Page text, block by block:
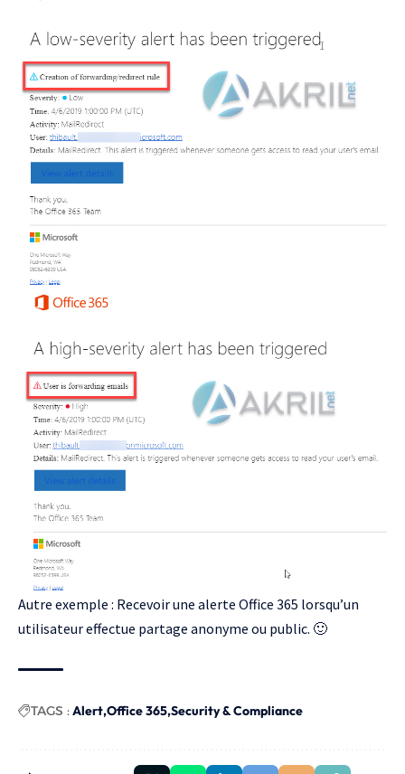
Autre exemple : Recevoir une alerte Office 365 lorsqu’un
utilisateur effectue partage anonyme ou public. 🙂
TAGS :Alert Office 365 Security & Compliance